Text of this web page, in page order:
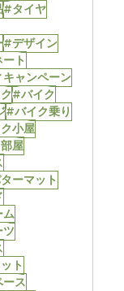
#タイヤ
#デザイン
ト
ャンペーン
#バイク
#バイク乗り
小屋
屋
ーマット
ム
ト
ス